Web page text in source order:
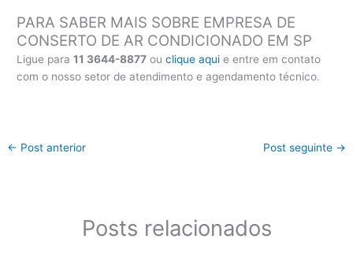
PARA SABER MAIS SOBRE EMPRESA DE
CONSERTO DE AR CONDICIONADO EM SP
Ligue para11 3644-8877 ouclique aqui e entre em contato
com o nosso setor de atendimento e agendamento técnico.
← Post anterior Post seguinte →
Posts relacionados